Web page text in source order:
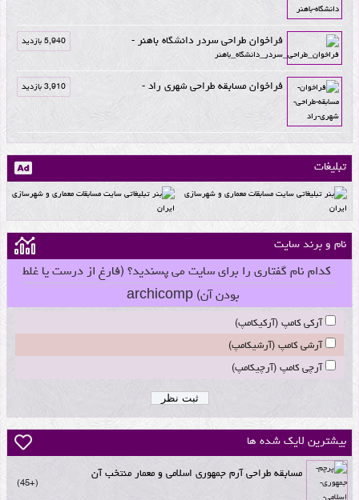
فراخوان طراحی سردر دانشگاه باهنر - 5,940 بازدید
فراخوان مسابقه طراحی شهری راد - 3,910 بازدید
تبلیغات
نام و برند سایت
کدام نام گفتاری را برای سایت می پسندید؟ (فارغ از درست یا غلط
بودن آن) archicomp
آرکی کامپ (آرکیکامپ)
آرشی کامپ (آرشیکامپ)
آرچی کامپ (آرچیکامپ)
بیشترین لایک شده ها
مسابقه طراحی آرم جمهوری اسلامی و معمار منتخب آن
+45